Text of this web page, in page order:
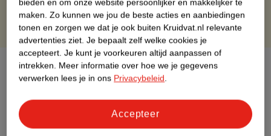
Over dit product
Nature Impact Score
bieden en om onze website persoonlijker en makkelijker te
maken. Zo kunnen we jou de beste acties en aanbiedingen
tonen en zorgen we dat je ook buiten Kruidvat.nl relevante
advertenties ziet. Je bepaalt zelf welke cookies je
accepteert. Je kunt je voorkeuren altijd aanpassen of
intrekken. Meer informatie over hoe we je gegevens
verwerken lees je in ons Privacybeleid.
Accepteer